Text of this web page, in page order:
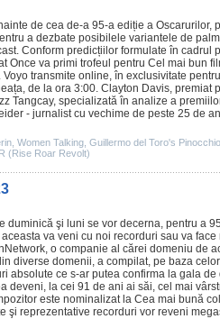
de cea de-a 95-a ediție a Oscarurilor,
a dezbate posibilele variantele de
Conform predicțiilor formulate în cadrul
Once va primi trofeul pentru Cel mai bun
transmite online, în exclusivitate
de la ora 3:00. Clayton Davis, premiat
Tangcay, specializată în analize a
- jurnalist cu vechime de peste 25 de
Women Talking Guillermo del Toro's Pinocchio
(Rise Roar Revolt)
duminică şi luni se vor decerna, pentru a
va veni cu noi recorduri sau va
o companie al cărei domeniu de
diverse domenii, a compilat, pe baza
absolute ce s-ar putea confirma la gala
deveni, la cei 91 de ani ai săi, cel mai
este nominalizat la Cea mai bună
şi reprezentative recorduri vor reveni